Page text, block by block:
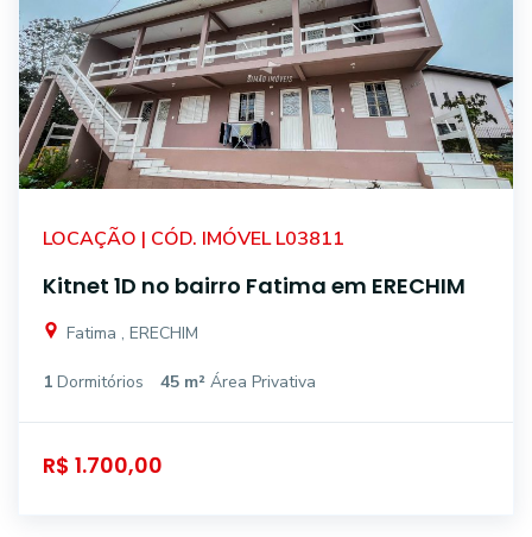
LOCAÇÃO | CÓD. IMÓVEL L03811
Kitnet 1D no bairro Fatima em ERECHIM
Fatima , ERECHIM
1 Dormitórios 45 m² Área Privativa
R$ 1.700,00